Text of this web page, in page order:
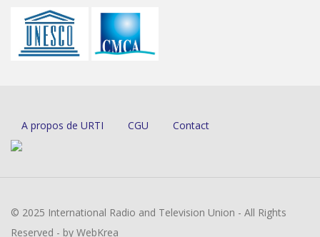
A propos de URTI CGU Contact
© 2025 International Radio and Television Union - All Rights
Reserved - by WebKrea